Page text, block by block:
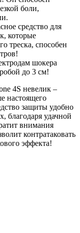
боли,
средство для
которые
треска, способен
шокера
до 3 см!
4S невелик –
настоящего
защиты удобно
благодаря удачной
внимания
контратаковать
эффекта!